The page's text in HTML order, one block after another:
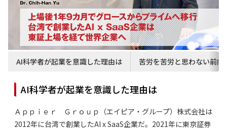
AI科学者が起業を意識した理由は 苦労を苦労と思わない前向
AI科学者が起業を意識した理由は
Ａｐｐｉｅｒ Ｇｒｏｕｐ（エイピア・グループ）株式会社は
2012年に台湾で創業したAI x SaaS企業だ。2021年に東京証券